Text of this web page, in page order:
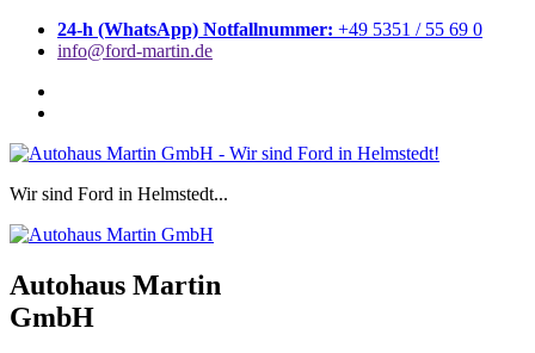
Zum
Inhalt
24-h (WhatsApp) Notfallnummer: +49 5351 / 55 69 0
info@ford-martin.de
Wir sind Ford in Helmstedt...
Autohaus Martin
GmbH